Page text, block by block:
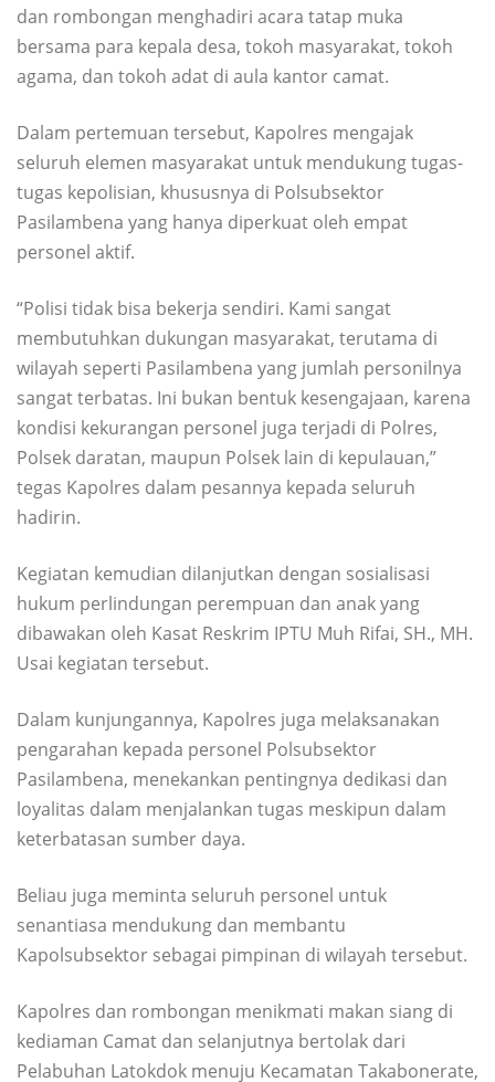
dan rombongan menghadiri acara tatap muka
bersama para kepala desa, tokoh masyarakat, tokoh
agama, dan tokoh adat di aula kantor camat.
Dalam pertemuan tersebut, Kapolres mengajak
seluruh elemen masyarakat untuk mendukung tugas-
tugas kepolisian, khususnya di Polsubsektor
Pasilambena yang hanya diperkuat oleh empat
personel aktif.
“Polisi tidak bisa bekerja sendiri. Kami sangat
membutuhkan dukungan masyarakat, terutama di
wilayah seperti Pasilambena yang jumlah personilnya
sangat terbatas. Ini bukan bentuk kesengajaan, karena
kondisi kekurangan personel juga terjadi di Polres,
Polsek daratan, maupun Polsek lain di kepulauan,”
tegas Kapolres dalam pesannya kepada seluruh
hadirin.
Kegiatan kemudian dilanjutkan dengan sosialisasi
hukum perlindungan perempuan dan anak yang
dibawakan oleh Kasat Reskrim IPTU Muh Rifai, SH., MH.
Usai kegiatan tersebut.
Dalam kunjungannya, Kapolres juga melaksanakan
pengarahan kepada personel Polsubsektor
Pasilambena, menekankan pentingnya dedikasi dan
loyalitas dalam menjalankan tugas meskipun dalam
keterbatasan sumber daya.
Beliau juga meminta seluruh personel untuk
senantiasa mendukung dan membantu
Kapolsubsektor sebagai pimpinan di wilayah tersebut.
Kapolres dan rombongan menikmati makan siang di
kediaman Camat dan selanjutnya bertolak dari
Pelabuhan Latokdok menuju Kecamatan Takabonerate,